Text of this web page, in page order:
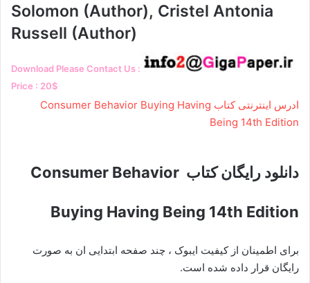
Solomon (Author), Cristel Antonia
Russell (Author)
Download Please Contact Us :
Price : 20$
ادرس اینترنتی کتاب Consumer Behavior Buying Having
Being 14th Edition
دانلود رایگان کتاب Consumer Behavior
Buying Having Being 14th Edition
برای اطمینان از کیفیت ایبوک ، چند صفحه ابتدایی ان به صورت
رایگان قرار داده شده است.